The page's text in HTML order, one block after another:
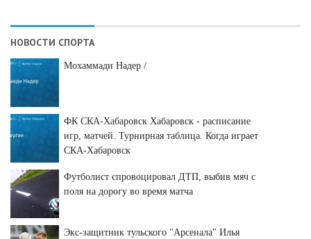
НОВОСТИ СПОРТА
Мохаммади Надер /
ФК СКА-Хабаровск Хабаровск - расписание
игр, матчей. Турнирная таблица. Когда играет
СКА-Хабаровск
Футболист спровоцировал ДТП, выбив мяч с
поля на дорогу во время матча
Экс-защитник тульского "Арсенала" Илья